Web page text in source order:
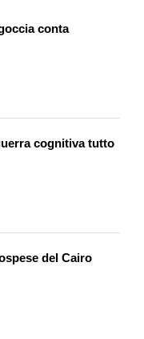
della propria
conta
cognitiva tutto
del Cairo